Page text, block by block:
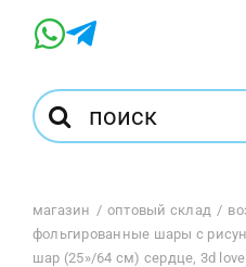
Результат
поиска:
Магазин
магазин оптовый склад
фольгированные шары с
шар (25»/64 см) сердце, 3d